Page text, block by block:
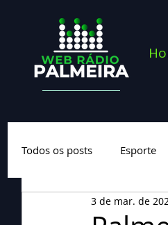
Todos os posts Esporte
Geral
3 de mar. de